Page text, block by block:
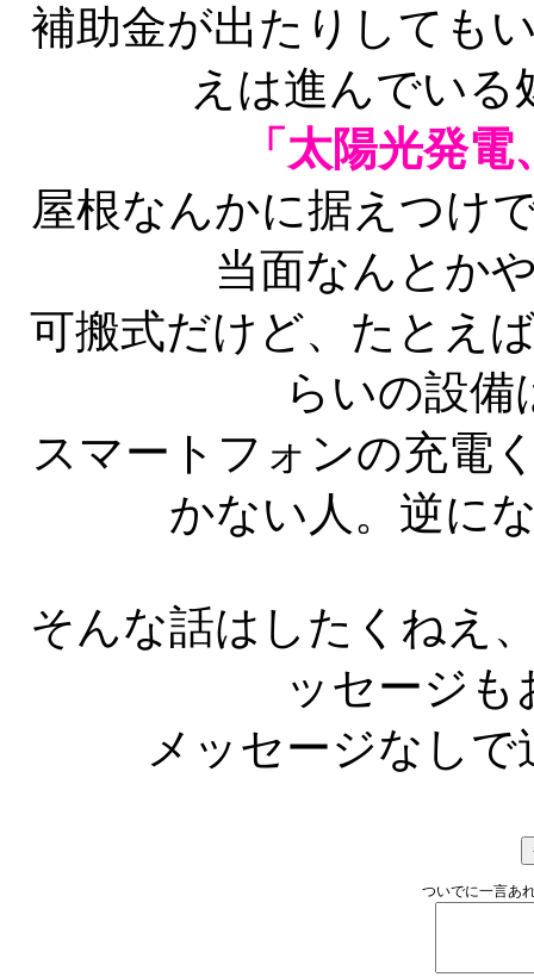
補助金が出たりしても
えは進んでい
「太陽光発
屋根なんかに据えつけ
当面なんとか
可搬式だけど、たとえ
らいの設
スマートフォンの充電
かない人。逆に
そんな話はしたくねえ
ッセージ
メッセージなし
ついでに一言あ